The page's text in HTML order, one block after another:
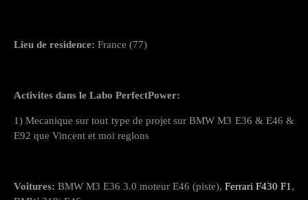
Lieu de residence: France (77)
Activites dans le Labo PerfectPower:
1) Mecanique sur tout type de projet sur BMW M3 E36 & E46 &
E92 que Vincent et moi reglons
Voitures: BMW M3 E36 3.0 moteur E46 (piste), Ferrari F430 F1,